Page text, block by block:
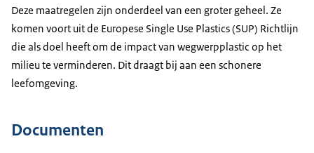
Deze maatregelen zijn onderdeel van een groter geheel. Ze
komen voort uit de Europese Single Use Plastics (SUP) Richtlijn
die als doel heeft om de impact van wegwerpplastic op het
milieu te verminderen. Dit draagt bij aan een schonere
leefomgeving.
Documenten